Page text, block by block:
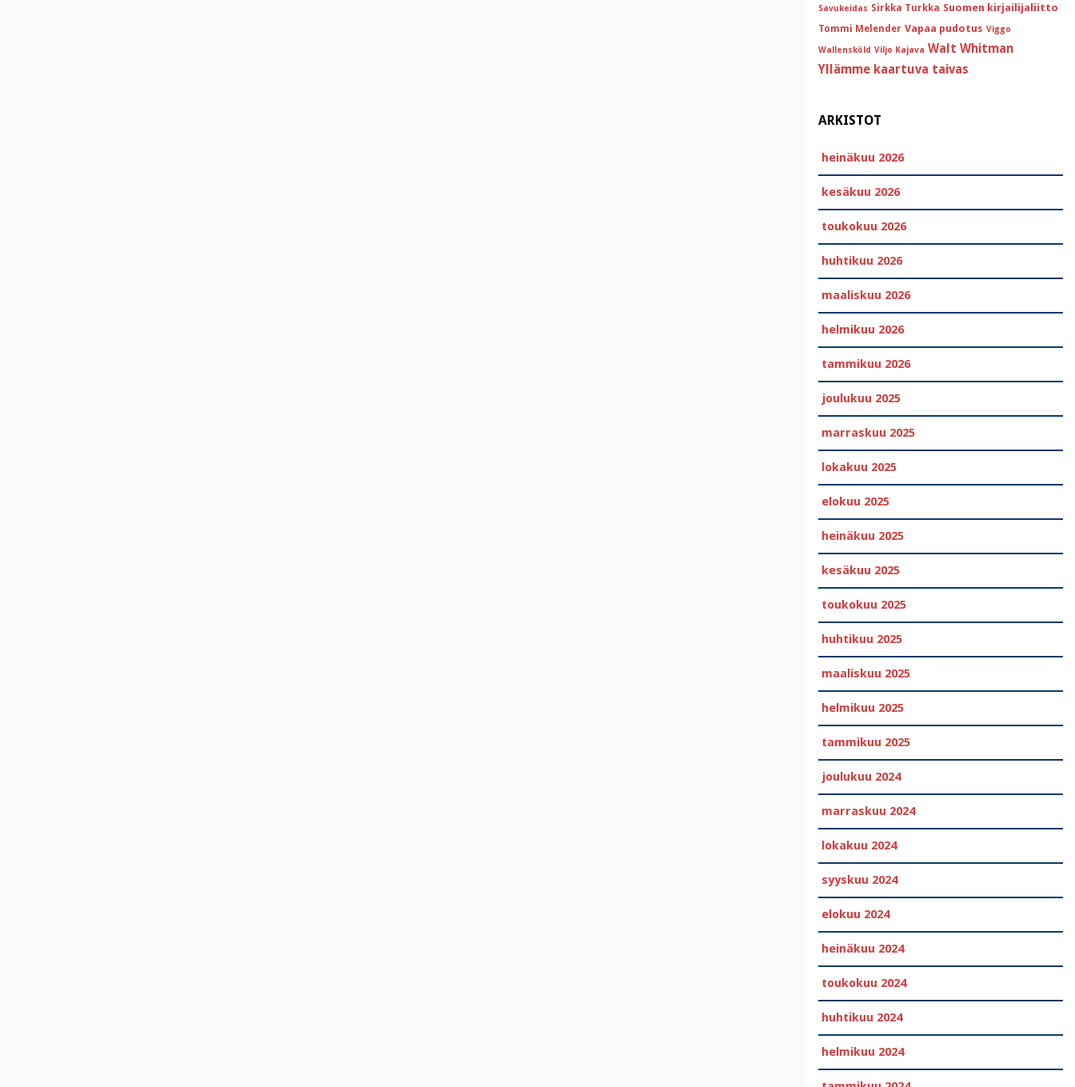
Savukeidas Sirkka Turkka Suomen kirjailijaliitto
Tommi Melender Vapaa pudotus Viggo
Wallensköld Viljo Kajava Walt Whitman
Yllämme kaartuva taivas
ARKISTOT
heinäkuu 2026
kesäkuu 2026
toukokuu 2026
huhtikuu 2026
maaliskuu 2026
helmikuu 2026
tammikuu 2026
joulukuu 2025
marraskuu 2025
lokakuu 2025
elokuu 2025
heinäkuu 2025
kesäkuu 2025
toukokuu 2025
huhtikuu 2025
maaliskuu 2025
helmikuu 2025
tammikuu 2025
joulukuu 2024
marraskuu 2024
lokakuu 2024
syyskuu 2024
elokuu 2024
heinäkuu 2024
toukokuu 2024
huhtikuu 2024
helmikuu 2024